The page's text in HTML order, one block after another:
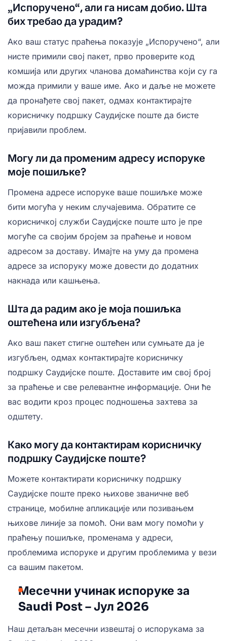
„Испоручено“, али га нисам добио. Шта
бих требао да урадим?
Ако ваш статус праћења показује „Испоручено“, али
нисте примили свој пакет, прво проверите код
комшија или других чланова домаћинства који су га
можда примили у ваше име. Ако и даље не можете
да пронађете свој пакет, одмах контактирајте
корисничку подршку Саудијске поште да бисте
пријавили проблем.
Могу ли да променим адресу испоруке
моје пошиљке?
Промена адресе испоруке ваше пошиљке може
бити могућа у неким случајевима. Обратите се
корисничкој служби Саудијске поште што је пре
могуће са својим бројем за праћење и новом
адресом за доставу. Имајте на уму да промена
адресе за испоруку може довести до додатних
накнада или кашњења.
Шта да радим ако је моја пошиљка
оштећена или изгубљена?
Ако ваш пакет стигне оштећен или сумњате да је
изгубљен, одмах контактирајте корисничку
подршку Саудијске поште. Доставите им свој број
за праћење и све релевантне информације. Они ће
вас водити кроз процес подношења захтева за
одштету.
Како могу да контактирам корисничку
подршку Саудијске поште?
Можете контактирати корисничку подршку
Саудијске поште преко њихове званичне веб
странице, мобилне апликације или позивањем
њихове линије за помоћ. Они вам могу помоћи у
праћењу пошиљке, променама у адреси,
проблемима испоруке и другим проблемима у вези
са вашим пакетом.
Месечни учинак испоруке за
Saudi Post – Јул 2026
Наш детаљан месечни извештај о испорукама за